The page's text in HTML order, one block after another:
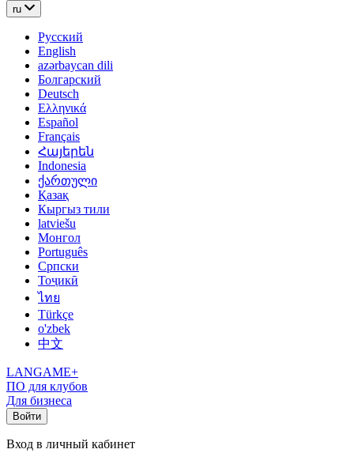
ru
Русский
English
azərbaycan dili
Болгарский
Deutsch
Ελληνικά
Español
Français
Հայերեն
Indonesia
ქართული
Қазақ
Кыргыз тили
latviešu
Монгол
Português
Српски
Тоҷикӣ
ไทย
Türkçe
o'zbek
中文
LANGAME+
ПО для клубов
Для бизнеса
Войти
Вход в личный кабинет